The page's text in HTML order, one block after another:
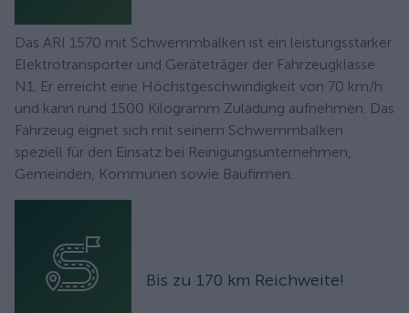
Das ARI 1570 mit Schwemmbalken ist ein leistungsstarker
Elektrotransporter und Geräteträger der Fahrzeugklasse
N1. Er erreicht eine Höchstgeschwindigkeit von 70 km/h
und kann rund 1500 Kilogramm Zuladung aufnehmen. Das
Fahrzeug eignet sich mit seinem Schwemmbalken
speziell für den Einsatz bei Reinigungsunternehmen,
Gemeinden, Kommunen sowie Baufirmen.
Bis zu 170 km Reichweite!